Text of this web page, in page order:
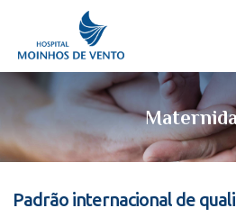
Padrão internacional de